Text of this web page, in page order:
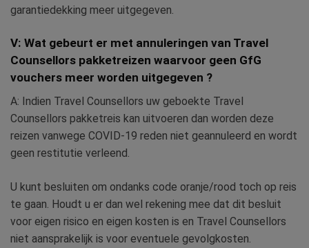
garantiedekking meer uitgegeven.
V: Wat gebeurt er met annuleringen van Travel
Counsellors pakketreizen waarvoor geen GfG
vouchers meer worden uitgegeven ?
A: Indien Travel Counsellors uw geboekte Travel
Counsellors pakketreis kan uitvoeren dan worden deze
reizen vanwege COVID-19 reden niet geannuleerd en wordt
geen restitutie verleend.
U kunt besluiten om ondanks code oranje/rood toch op reis
te gaan. Houdt u er dan wel rekening mee dat dit besluit
voor eigen risico en eigen kosten is en Travel Counsellors
niet aansprakelijk is voor eventuele gevolgkosten.